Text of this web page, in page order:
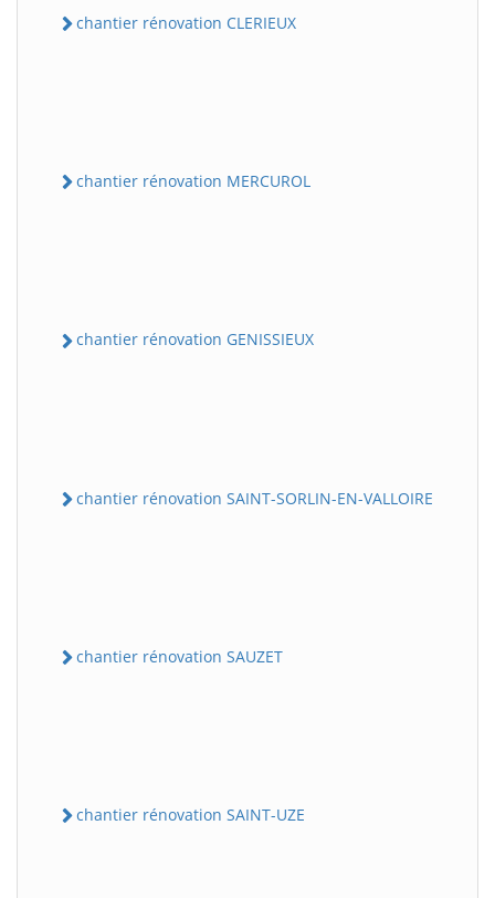
chantier rénovation CLERIEUX
chantier rénovation MERCUROL
chantier rénovation GENISSIEUX
chantier rénovation SAINT-SORLIN-EN-VALLOIRE
chantier rénovation SAUZET
chantier rénovation SAINT-UZE